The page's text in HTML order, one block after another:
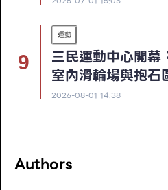
運動
三民運動中心開
室內滑輪場與抱石
2026-08-01 14:38
Authors